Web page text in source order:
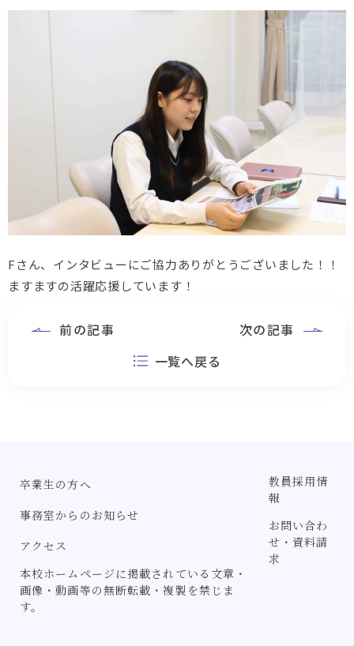
Fさん、インタビューにご協力ありがとうございました！！
ますますの活躍応援しています！
前の記事
一覧へ戻る
次の記事
卒業生の方へ
事務室からのお知らせ
アクセス
本校ホームページに掲載されている文章・
画像・動画等の無断転載・複製を禁じま
す。
教員採用情
報
お問い合わ
せ・資料請
求